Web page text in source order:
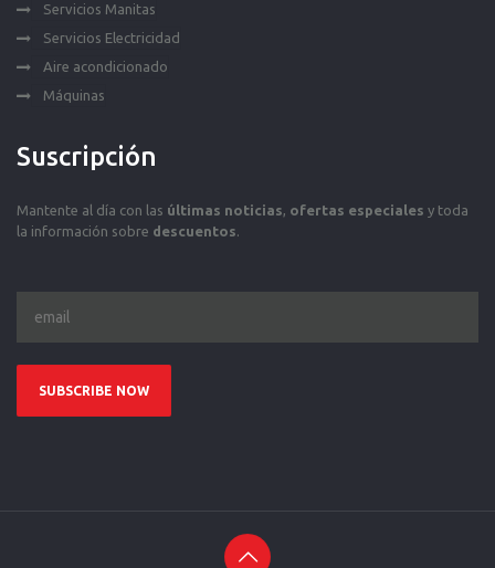
Servicios Manitas
Servicios Electricidad
Aire acondicionado
Máquinas
Suscripción
Mantente al día con las últimas noticias, ofertas especiales y toda
la información sobre descuentos.